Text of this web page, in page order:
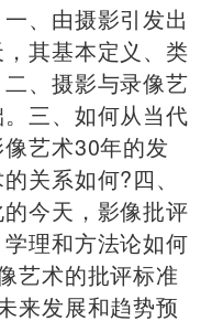
、由摄影引发出
其基本定义、类
、摄影与录像艺
三、如何从当代
艺术30年的发
关系如何?四、
今天，影像批评
理和方法论如何
艺术的批评标准
来发展和趋势预